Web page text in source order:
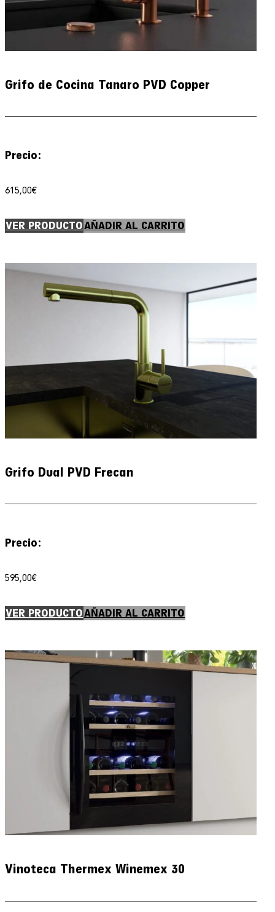
Grifo de Cocina Tanaro PVD Copper
Precio:
615,00€
VER PRODUCTOAÑADIR AL CARRITO
Grifo Dual PVD Frecan
Precio:
595,00€
VER PRODUCTOAÑADIR AL CARRITO
Vinoteca Thermex Winemex 30